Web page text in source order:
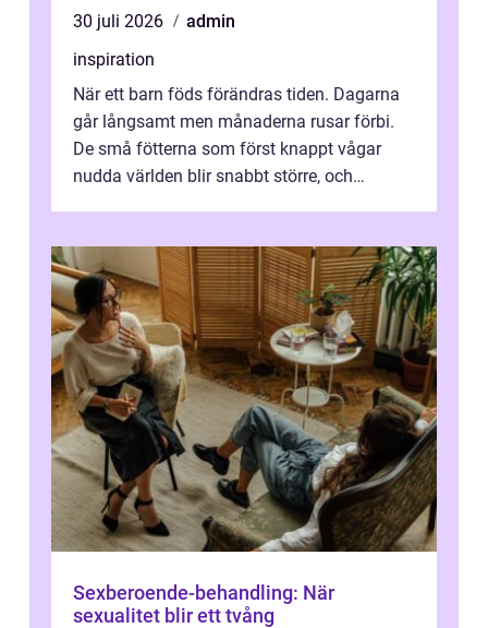
30 juli 2026
admin
inspiration
När ett barn föds förändras tiden. Dagarna
går långsamt men månaderna rusar förbi.
De små fötterna som först knappt vågar
nudda världen blir snabbt större, och
Sexberoende-behandling: När
sexualitet blir ett tvång